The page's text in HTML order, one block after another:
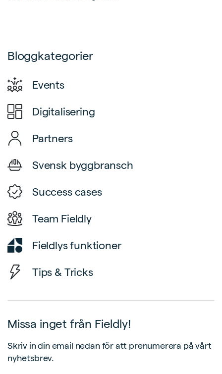
Bloggkategorier
Events
Digitalisering
Partners
Svensk byggbransch
Success cases
Team Fieldly
Fieldlys funktioner
Tips & Tricks
Missa inget från Fieldly!
Skriv in din email nedan för att prenumerera på vårt
nyhetsbrev.